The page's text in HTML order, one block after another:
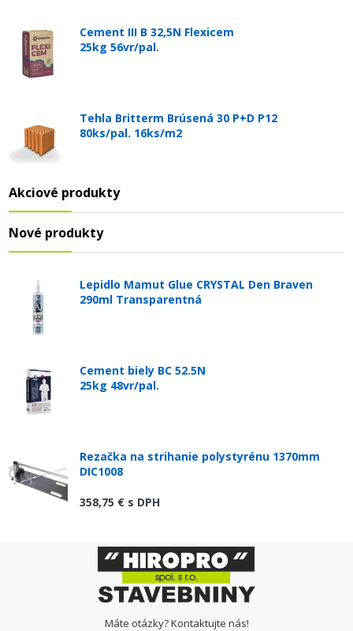
Cement III B 32,5N Flexicem
25kg 56vr/pal.
Tehla Britterm Brúsená 30 P+D P12
80ks/pal. 16ks/m2
Akciové produkty
Nové produkty
Lepidlo Mamut Glue CRYSTAL Den Braven
290ml Transparentná
Cement biely BC 52.5N
25kg 48vr/pal.
Rezačka na strihanie polystyrénu 1370mm
DIC1008
358,75 € s DPH
Máte otázky? Kontaktujte nás!